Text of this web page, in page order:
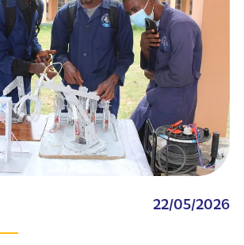
22/05/2026